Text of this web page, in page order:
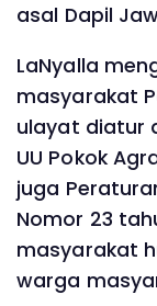
asal Dapil
LaNyalla
masyarakat
ulayat diatur
UU Pokok
juga
Nomor 23
masyarakat
warga